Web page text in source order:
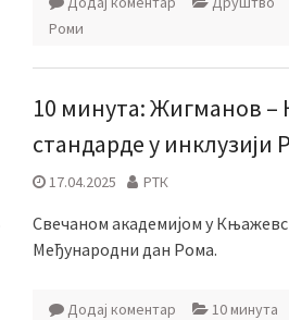
Роми
10 минута: Жигманов –
стандарде у инклузији
17.04.2025 РТК
Свечаном академијом у
Међународни дан Рома.
Додај коментар 10 минута